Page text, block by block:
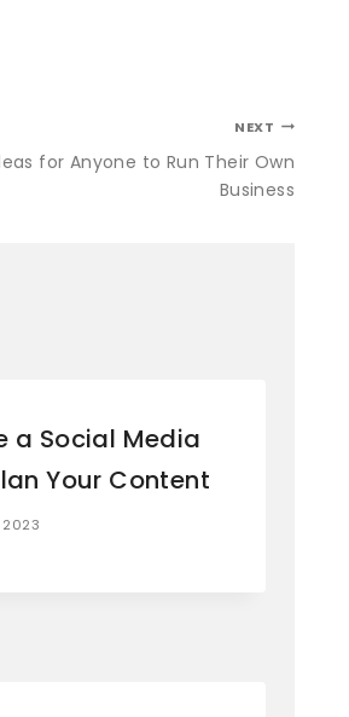
NEXT
for Anyone to Run Their Own
Business
a Social Media
Your Content
2023